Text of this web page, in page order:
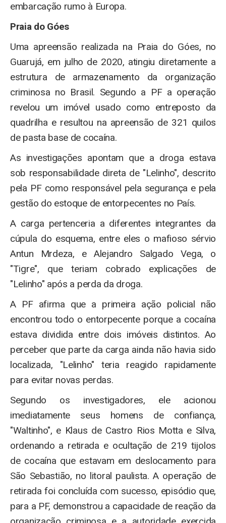
embarcação rumo à Europa.
Praia do Góes
Uma apreensão realizada na Praia do Góes, no
Guarujá, em julho de 2020, atingiu diretamente a
estrutura de armazenamento da organização
criminosa no Brasil. Segundo a PF a operação
revelou um imóvel usado como entreposto da
quadrilha e resultou na apreensão de 321 quilos
de pasta base de cocaína.
As investigações apontam que a droga estava
sob responsabilidade direta de "Lelinho", descrito
pela PF como responsável pela segurança e pela
gestão do estoque de entorpecentes no País.
A carga pertenceria a diferentes integrantes da
cúpula do esquema, entre eles o mafioso sérvio
Antun Mrdeza, e Alejandro Salgado Vega, o
"Tigre", que teriam cobrado explicações de
"Lelinho" após a perda da droga.
A PF afirma que a primeira ação policial não
encontrou todo o entorpecente porque a cocaína
estava dividida entre dois imóveis distintos. Ao
perceber que parte da carga ainda não havia sido
localizada, "Lelinho" teria reagido rapidamente
para evitar novas perdas.
Segundo os investigadores, ele acionou
imediatamente seus homens de confiança,
"Waltinho", e Klaus de Castro Rios Motta e Silva,
ordenando a retirada e ocultação de 219 tijolos
de cocaína que estavam em deslocamento para
São Sebastião, no litoral paulista. A operação de
retirada foi concluída com sucesso, episódio que,
para a PF, demonstrou a capacidade de reação da